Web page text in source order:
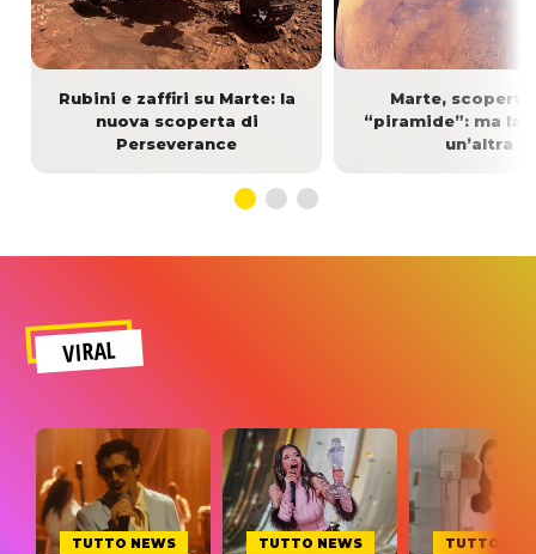
Rubini e zaffiri su Marte: la
nuova scoperta di
Perseverance
Marte, scoperta
“piramide”: ma la
un’altra
VIRAL
TUTTO NEWS TUTTO NEWS TUTTO